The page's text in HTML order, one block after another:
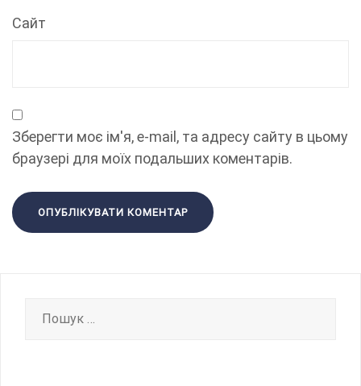
Сайт
Зберегти моє ім'я, e-mail, та адресу сайту в цьому
браузері для моїх подальших коментарів.